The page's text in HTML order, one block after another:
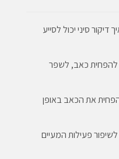
סיני יכול לסייע
להפחית כאב, לשפר
את הכאב באופן
פעילות המעיים